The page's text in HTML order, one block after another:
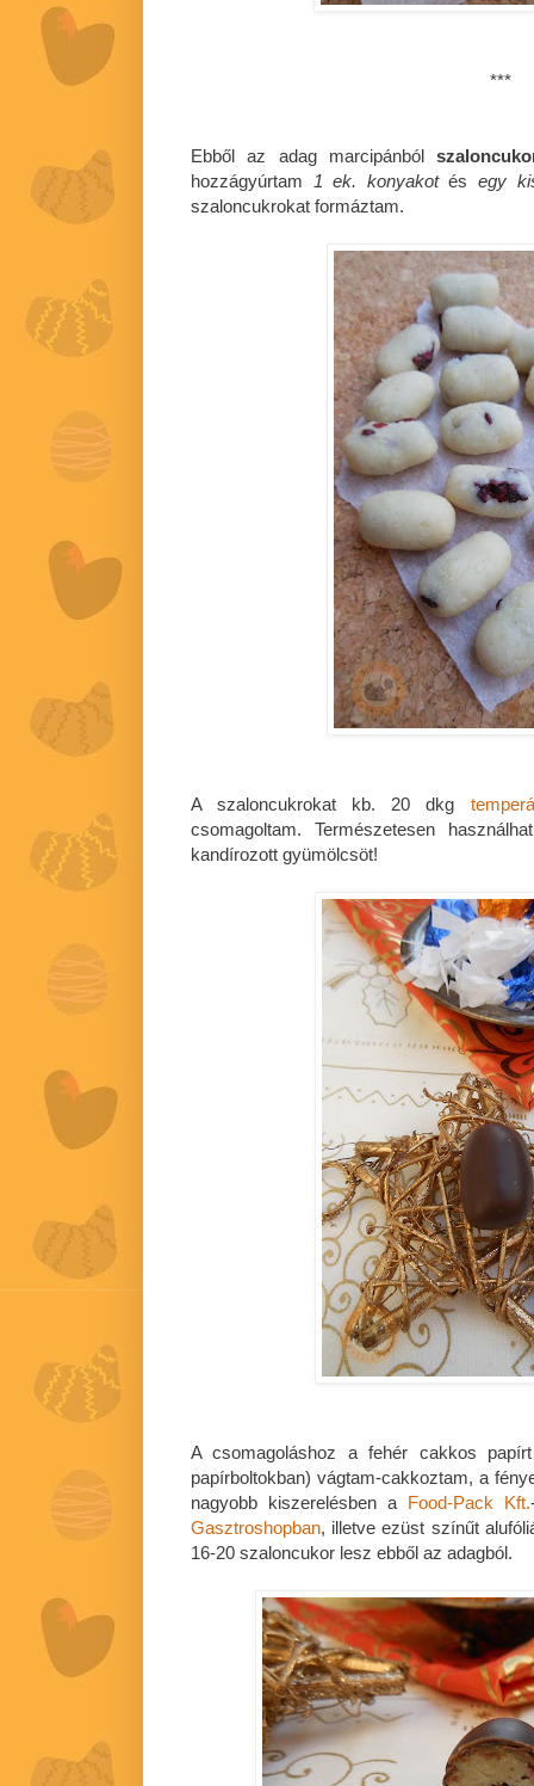
***
Ebből az adag marcipánból
hozzágyúrtam 1 ek. konyakotésegy
szaloncukrokat formáztam.
A szaloncukrokat kb. 20 dkg
csomagoltam. Természetesen
kandírozott gyümölcsöt!
A csomagoláshoz a fehér cakkos
papírboltokban) vágtam-cakkoztam, a
nagyobb kiszerelésben a Food-Pack Kft.
Gasztroshopban, illetve ezüst színűt
16-20 szaloncukor lesz ebből az adagból.